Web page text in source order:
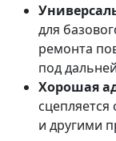
для
ремонта
под
Хорошая
и другими